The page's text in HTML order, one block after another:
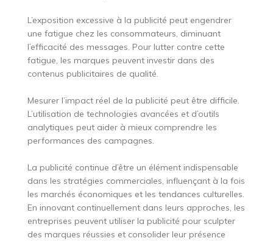
L’exposition excessive à la publicité peut engendrer
une fatigue chez les consommateurs, diminuant
l’efficacité des messages. Pour lutter contre cette
fatigue, les marques peuvent investir dans des
contenus publicitaires de qualité.
Mesurer l’impact réel de la publicité peut être difficile.
L’utilisation de technologies avancées et d’outils
analytiques peut aider à mieux comprendre les
performances des campagnes.
La publicité continue d’être un élément indispensable
dans les stratégies commerciales, influençant à la fois
les marchés économiques et les tendances culturelles.
En innovant continuellement dans leurs approches, les
entreprises peuvent utiliser la publicité pour sculpter
des marques réussies et consolider leur présence